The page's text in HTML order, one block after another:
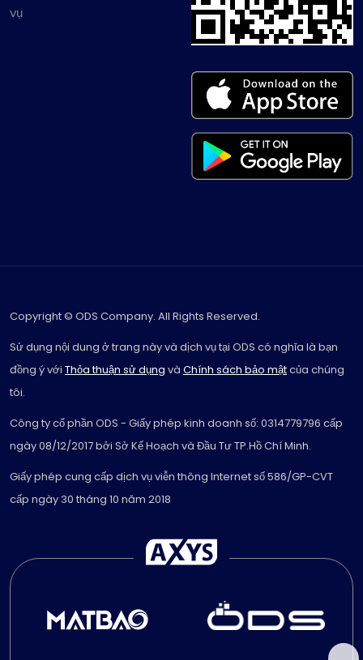
vụ
Copyright © ODS Company. All Rights Reserved.
Sử dụng nội dung ở trang này và dịch vụ tại ODS có nghĩa là bạn
đồng ý với Thỏa thuận sử dụng và Chính sách bảo mậtcủa chúng
tôi.
Công ty cổ phần ODS - Giấy phép kinh doanh số: 0314779796 cấp
ngày 08/12/2017 bởi Sở Kế Hoạch và Đầu Tư TP.Hồ Chí Minh.
Giấy phép cung cấp dịch vụ viễn thông Internet số 586/GP-CVT
cấp ngày 30 tháng 10 năm 2018